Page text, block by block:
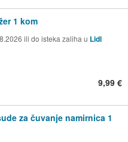
1 kom
ili do isteka zaliha u Lidl
9,99 €
za čuvanje namirnica 1